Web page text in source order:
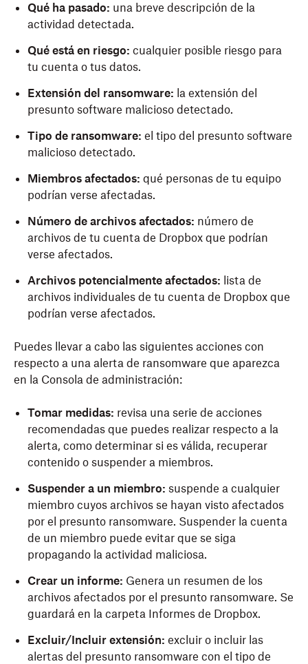
Qué ha pasado: una breve descripción de la
actividad detectada.
Qué está en riesgo: cualquier posible riesgo para
tu cuenta o tus datos.
Extensión del ransomware: la extensión del
presunto software malicioso detectado.
Tipo de ransomware: el tipo del presunto software
malicioso detectado.
Miembros afectados: qué personas de tu equipo
podrían verse afectadas.
Número de archivos afectados: número de
archivos de tu cuenta de Dropbox que podrían
verse afectados.
Archivos potencialmente afectados: lista de
archivos individuales de tu cuenta de Dropbox que
podrían verse afectados.
Puedes llevar a cabo las siguientes acciones con
respecto a una alerta de ransomware que aparezca
en la Consola de administración:
Tomar medidas: revisa una serie de acciones
recomendadas que puedes realizar respecto a la
alerta, como determinar si es válida, recuperar
contenido o suspender a miembros.
Suspender a un miembro: suspende a cualquier
miembro cuyos archivos se hayan visto afectados
por el presunto ransomware. Suspender la cuenta
de un miembro puede evitar que se siga
propagando la actividad maliciosa.
Crear un informe: Genera un resumen de los
archivos afectados por el presunto ransomware. Se
guardará en la carpeta Informes de Dropbox.
Excluir/Incluir extensión: excluir o incluir las
alertas del presunto ransomware con el tipo de